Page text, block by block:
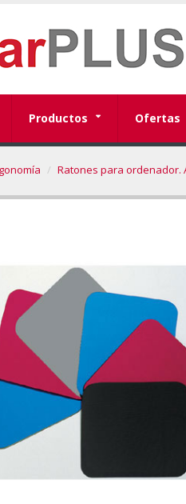
Productos Ofertas
Ratones para ordenador.